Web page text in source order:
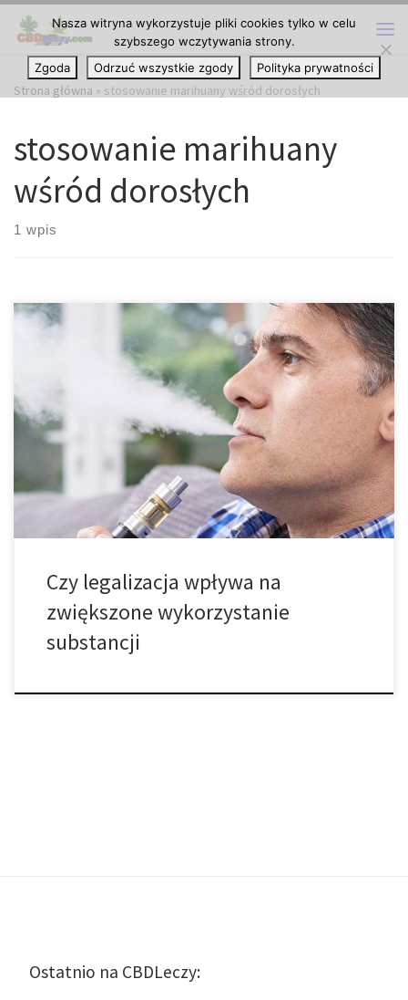
Przejdź do treści
Strona główna » stosowanie marihuany wśród dorosłych
stosowanie marihuany
wśród dorosłych
1 wpis
Czy legalizacja wpływa na zwiększone wykorzystanie substancji
przez dorosłych? Naukowcy zauważyli, że nie ma badań
dotyczących wpływu legalizacji marihuany na wskaźnik
wykorzystania substancji przez dorosłych. Zauważają, że jest to
ważny temat, który należy zbadać, biorąc pod uwagę, że coraz
więcej państw legalizuje medyczną marihuanę i ma w planach
zrobienie tego […]
Czy legalizacja wpływa na
zwiększone wykorzystanie
substancji
Ostatnio na CBDLeczy:
Nasza witryna wykorzystuje pliki cookies tylko w celu
szybszego wczytywania strony.
Zgoda
Odrzuć wszystkie zgody Polityka prywatności